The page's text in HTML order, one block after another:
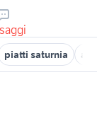
piatti saturnia